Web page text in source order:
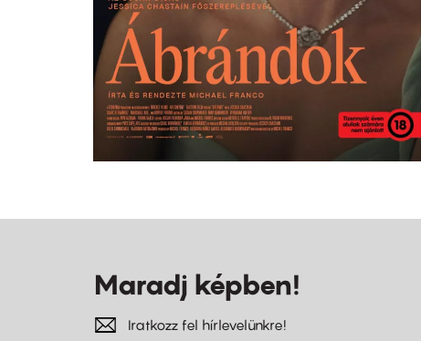
Maradj képben!
Iratkozz fel hírlevelünkre!